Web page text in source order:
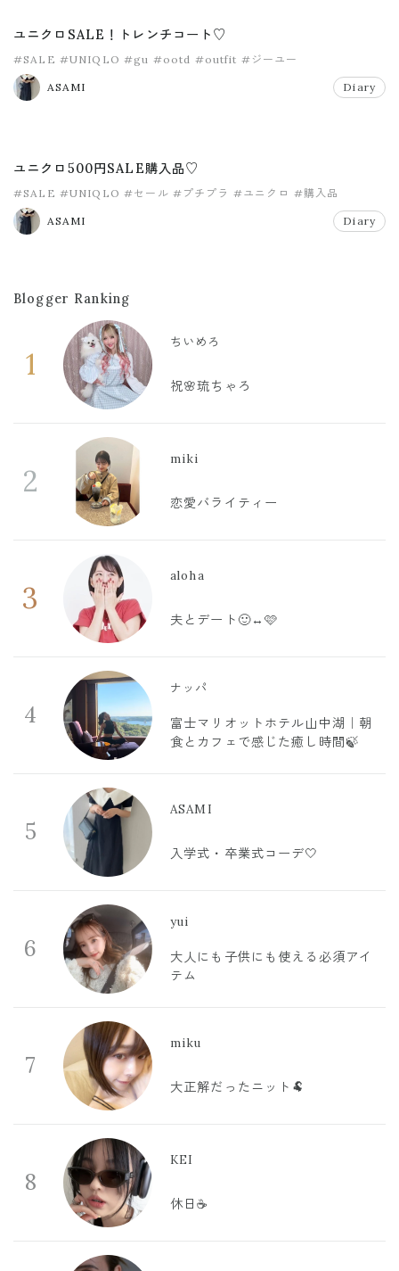
ユニクロSALE！トレンチコート♡
#SALE #UNIQLO #gu #ootd #outfit #ジーユー
ASAMI Diary
ユニクロ500円SALE購入品♡
#SALE #UNIQLO #セール #プチプラ #ユニクロ #購入品
ASAMI Diary
Blogger Ranking
1
ちいめろ
祝🌸琉ちゃろ
2
miki
恋愛バライティー
3
aloha
夫とデート🙂‍↔️🩷
4
ナッパ
富士マリオットホテル山中湖｜朝
食とカフェで感じた癒し時間🍃
5
ASAMI
入学式・卒業式コーデ🤍
6
yui
大人にも子供にも使える必須アイ
テム
7
miku
大正解だったニット🐏
8
KEI
休日☕️